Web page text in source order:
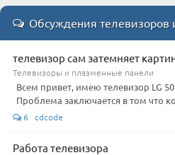
Обсуждения телевизоров
телевизор сам затемняет
Телевизоры и плазменные панели
Всем привет, имею телевизор LG
Проблема заключается в том что
6 cdcode
Работа телевизора